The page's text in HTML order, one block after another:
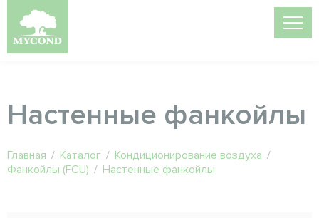
Настенные фанкойлы
Главная / Каталог / Кондиционирование воздуха /
Фанкойлы (FCU) / Настенные фанкойлы